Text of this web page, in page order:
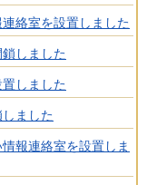
絡室を設置しました
しました
しました
ました
報連絡室を設置しま